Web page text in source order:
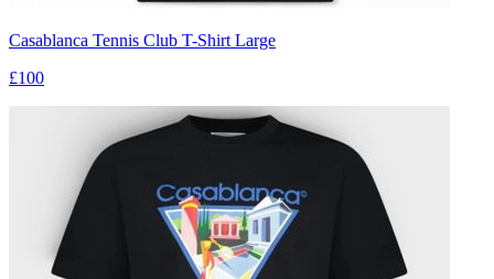
Casablanca Tennis Club T-Shirt Large
£100